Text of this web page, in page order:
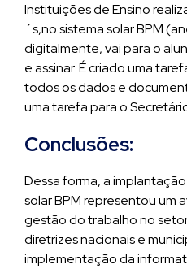
Instituições de Ensino
´s,no sistema solar BPM
digitalmente, vai para o
e assinar. É criado uma
todos os dados e
uma tarefa para o
Conclusões:
Dessa forma, a
solar BPM representou um
gestão do trabalho no
diretrizes nacionais e
implementação da